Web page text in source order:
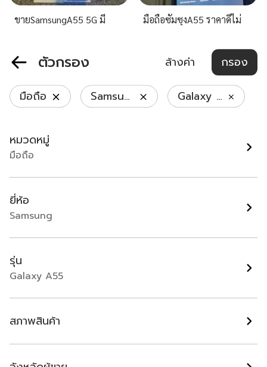
ขายSamsungA55 5G มี
Samsung
กรุงเทพมหานคร
฿ 5,990
มือถือซัมซุงA55 ราคาดีไม่
128GB | Galaxy A55 |
Samsung
กรุงเทพมหานคร
฿ 4,500
Samsung Galaxy A16 5G
8/256GB
256GB | Galaxy A55 |
Samsung
Samsung Galaxy A55
ตัวกรอง ล้างค่า กรอง
มือถือ Samsung Galaxy A55
หมวดหมู่
มือถือ
ยี่ห้อ
Samsung
รุ่น
Galaxy A55
สภาพสินค้า